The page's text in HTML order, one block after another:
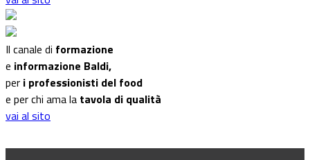
Il canale di formazione
e informazione Baldi,
per i professionisti del food
e per chi ama la tavola di qualità
vai al sito